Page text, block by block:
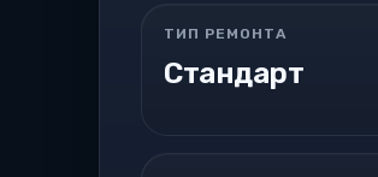
Стандарт
ТИП РЕМОНТА